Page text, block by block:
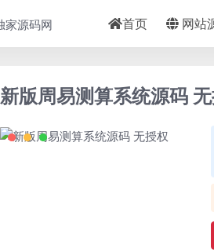
首页 网站
新版周易测算系统源码